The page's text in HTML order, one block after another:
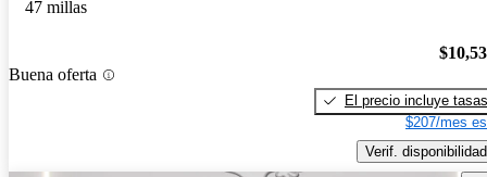
47 millas
Buena oferta
El precio incluye tasas
$207/mes
Verif. disponibilidad